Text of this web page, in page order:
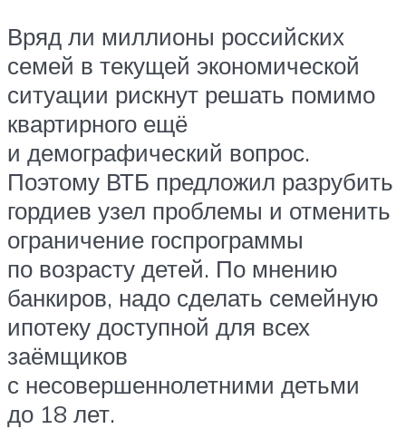
Вряд ли миллионы российских
семей в текущей экономической
ситуации рискнут решать помимо
квартирного ещё
и демографический вопрос.
Поэтому ВТБ предложил разрубить
гордиев узел проблемы и отменить
ограничение госпрограммы
по возрасту детей. По мнению
банкиров, надо сделать семейную
ипотеку доступной для всех
заёмщиков
с несовершеннолетними детьми
до 18 лет.